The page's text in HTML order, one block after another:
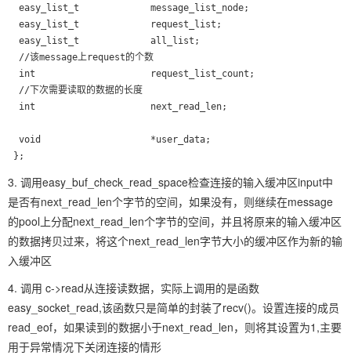
  easy_list_t             message_list_node;
  easy_list_t             request_list;
  easy_list_t             all_list;
  //该message上request的个数
  int                     request_list_count;
  //下次需要读取的数据的长度
  int                     next_read_len;
  void                    *user_data;
};
3. 调用easy_buf_check_read_space检查连接的输入缓冲区input中
是否有next_read_len个字节的空间，如果没有，则继续在message
的pool上分配next_read_len个字节的空间，并且将原来的输入缓冲区
的数据拷贝过来，将这个next_read_len字节大小的缓冲区作为新的输
入缓冲区
4. 调用 c->read从连接读数据，实际上调用的是函数
easy_socket_read,该函数只是简单的封装了recv()。设置连接的成员
read_eof，如果读到的数据小于next_read_len，则将其设置为1,主要
用于异常情况下关闭连接的情形